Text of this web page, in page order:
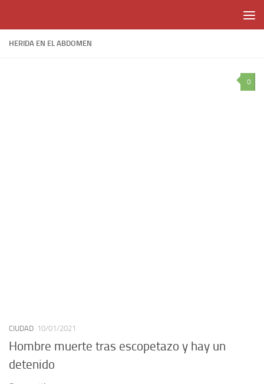
HERIDA EN EL ABDOMEN
0
CIUDAD 10/01/2021
Hombre muerte tras escopetazo y hay un
detenido